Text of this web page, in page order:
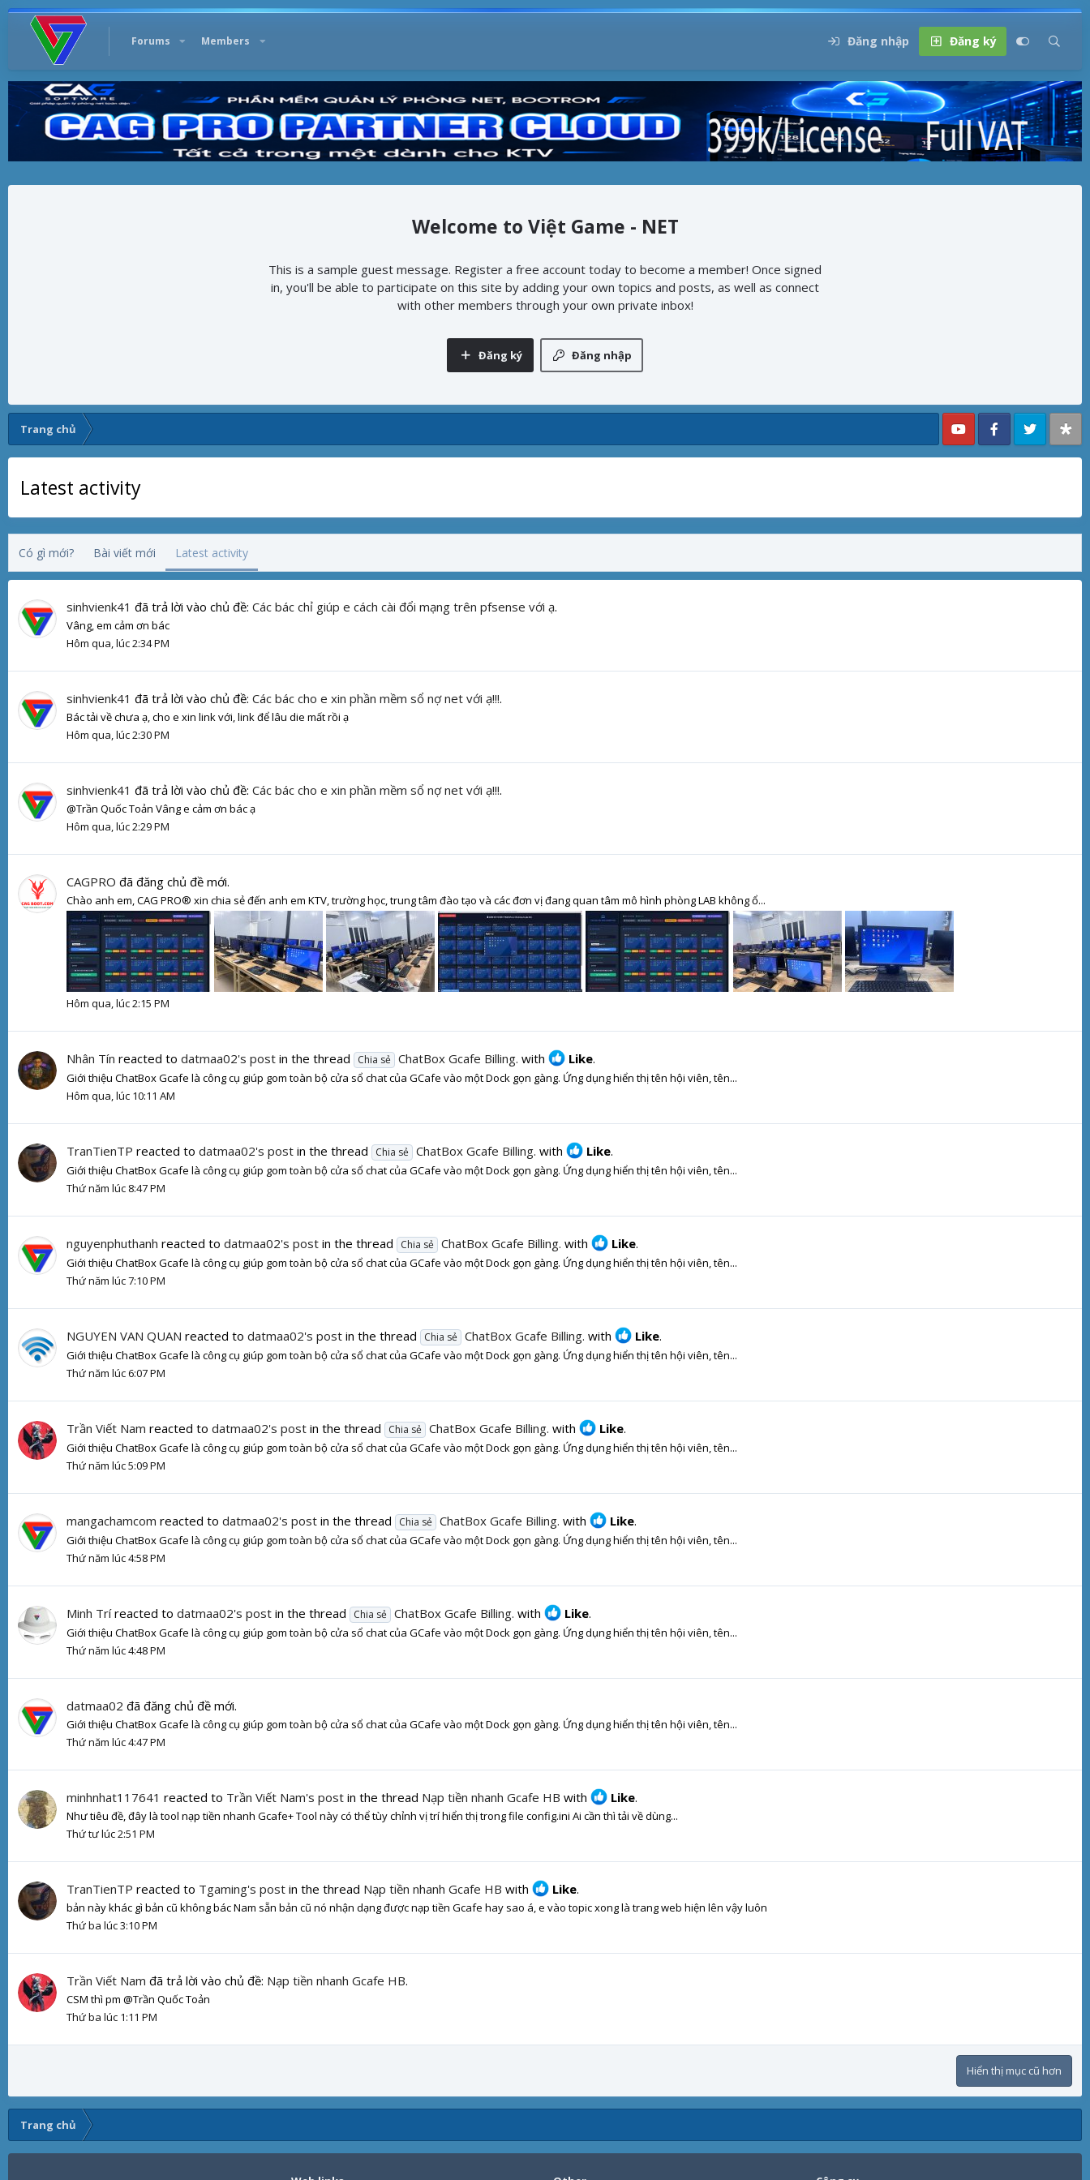
Forums Members Đăng nhập Đăng ký
Việt Game - NET
This is a sample guest message. Register a free account today to become a member! Once signed
in, you'll be able to participate on this site by adding your own topics and posts, as well as connect
with other members through your own private inbox!
Đăng nhập
Đăng ký
Trang chủ
Latest activity
Có gì mới? Bài viết mới Latest activity
sinhvienk41 đã trả lời vào chủ đề: Các bác chỉ giúp e cách cài đổi mạng trên pfsense với ạ.
Vâng, em cảm ơn bác
Hôm qua, lúc 2:34 PM
sinhvienk41 đã trả lời vào chủ đề: Các bác cho e xin phần mềm sổ nợ net với ạ!!!.
Bác tải về chưa ạ, cho e xin link với, link để lâu die mất rồi ạ
Hôm qua, lúc 2:30 PM
sinhvienk41 đã trả lời vào chủ đề: Các bác cho e xin phần mềm sổ nợ net với ạ!!!.
@Trần Quốc Toản Vâng e cảm ơn bác ạ
Hôm qua, lúc 2:29 PM
CAGPRO đã đăng chủ đề mới.
Chào anh em, CAG PRO® xin chia sẻ đến anh em KTV, trường học, trung tâm đào tạo và các đơn vị đang quan tâm mô hình phòng LAB không ổ...
Hôm qua, lúc 2:15 PM
Nhân Tín reacted to datmaa02's post in the thread Chia sẻ ChatBox Gcafe Billing. with Like.
Giới thiệu ChatBox Gcafe là công cụ giúp gom toàn bộ cửa sổ chat của GCafe vào một Dock gọn gàng. Ứng dụng hiển thị tên hội viên, tên...
Hôm qua, lúc 10:11 AM
TranTienTP reacted to datmaa02's post in the thread Chia sẻ ChatBox Gcafe Billing. with Like.
Giới thiệu ChatBox Gcafe là công cụ giúp gom toàn bộ cửa sổ chat của GCafe vào một Dock gọn gàng. Ứng dụng hiển thị tên hội viên, tên...
Thứ năm lúc 8:47 PM
nguyenphuthanh reacted to datmaa02's post in the thread Chia sẻ ChatBox Gcafe Billing. with Like.
Giới thiệu ChatBox Gcafe là công cụ giúp gom toàn bộ cửa sổ chat của GCafe vào một Dock gọn gàng. Ứng dụng hiển thị tên hội viên, tên...
Thứ năm lúc 7:10 PM
NGUYEN VAN QUAN reacted to datmaa02's post in the thread Chia sẻ ChatBox Gcafe Billing. with Like.
Giới thiệu ChatBox Gcafe là công cụ giúp gom toàn bộ cửa sổ chat của GCafe vào một Dock gọn gàng. Ứng dụng hiển thị tên hội viên, tên...
Thứ năm lúc 6:07 PM
Trần Viết Nam reacted to datmaa02's post in the thread Chia sẻ ChatBox Gcafe Billing. with Like.
Giới thiệu ChatBox Gcafe là công cụ giúp gom toàn bộ cửa sổ chat của GCafe vào một Dock gọn gàng. Ứng dụng hiển thị tên hội viên, tên...
Thứ năm lúc 5:09 PM
mangachamcom reacted to datmaa02's post in the thread Chia sẻ ChatBox Gcafe Billing. with Like.
Giới thiệu ChatBox Gcafe là công cụ giúp gom toàn bộ cửa sổ chat của GCafe vào một Dock gọn gàng. Ứng dụng hiển thị tên hội viên, tên...
Thứ năm lúc 4:58 PM
Minh Tríreacted to datmaa02's post in the thread Chia sẻ ChatBox Gcafe Billing. with Like.
Giới thiệu ChatBox Gcafe là công cụ giúp gom toàn bộ cửa sổ chat của GCafe vào một Dock gọn gàng. Ứng dụng hiển thị tên hội viên, tên...
Thứ năm lúc 4:48 PM
datmaa02 đã đăng chủ đề mới.
Giới thiệu ChatBox Gcafe là công cụ giúp gom toàn bộ cửa sổ chat của GCafe vào một Dock gọn gàng. Ứng dụng hiển thị tên hội viên, tên...
Thứ năm lúc 4:47 PM
minhnhat117641 reacted to Trần Viết Nam's post in the thread Nạp tiền nhanh Gcafe HB with Like.
Như tiêu đề, đây là tool nạp tiền nhanh Gcafe+ Tool này có thể tùy chỉnh vị trí hiển thị trong file config.ini Ai cần thì tải về dùng...
Thứ tư lúc 2:51 PM
TranTienTP reacted to Tgaming's post in the thread Nạp tiền nhanh Gcafe HB with Like.
bản này khác gì bản cũ không bác Nam sẵn bản cũ nó nhận dạng được nạp tiền Gcafe hay sao á, e vào topic xong là trang web hiện lên vậy luôn
Thứ ba lúc 3:10 PM
Trần Viết Nam đã trả lời vào chủ đề: Nạp tiền nhanh Gcafe HB.
CSM thì pm @Trần Quốc Toản
Thứ ba lúc 1:11 PM
Hiển thị mục cũ hơn
Trang chủ